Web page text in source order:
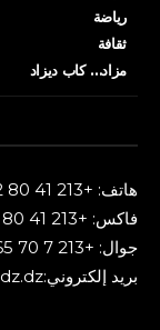
رياضة
ثقافة
مزاد… كاب ديزاد
هاتف: +213 41 80 32 62
فاكس: +213 41 80 32 63
جوال: +213 7 70 65 93 89
بريد إلكتروني:contact@capdz.dz